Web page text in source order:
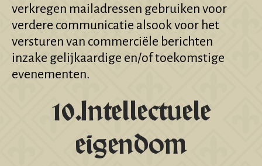
verkregen mailadressen gebruiken voor
verdere communicatie alsook voor het
versturen van commerciële berichten
inzake gelijkaardige en/of toekomstige
evenementen.
10.Intellectuele
eigendom